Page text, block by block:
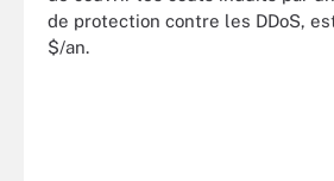
de protection contre les DDoS,
$/an.